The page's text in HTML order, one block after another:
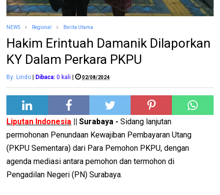
NEWS Regional Berita Utama
Hakim Erintuah Damanik Dilaporkan
KY Dalam Perkara PKPU
By: Lindo | Dibaca: 0 kali | 02/08/2024
Liputan Indonesia || Surabaya - Sidang lanjutan
permohonan Penundaan Kewajiban Pembayaran Utang
(PKPU Sementara) dari Para Pemohon PKPU, dengan
agenda mediasi antara pemohon dan termohon di
Pengadilan Negeri (PN) Surabaya.